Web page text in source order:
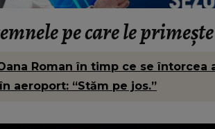
pe care le
Roman în timp ce se întorcea
aeroport: “Stăm pe jos.”
față.”